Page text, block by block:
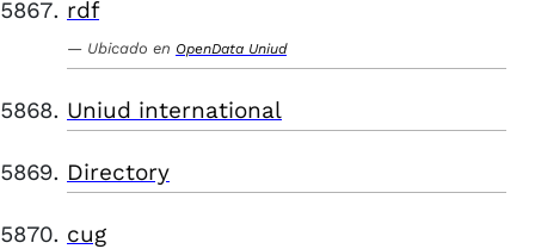
rdf
Ubicado en OpenData Uniud
Uniud international
Directory
cug